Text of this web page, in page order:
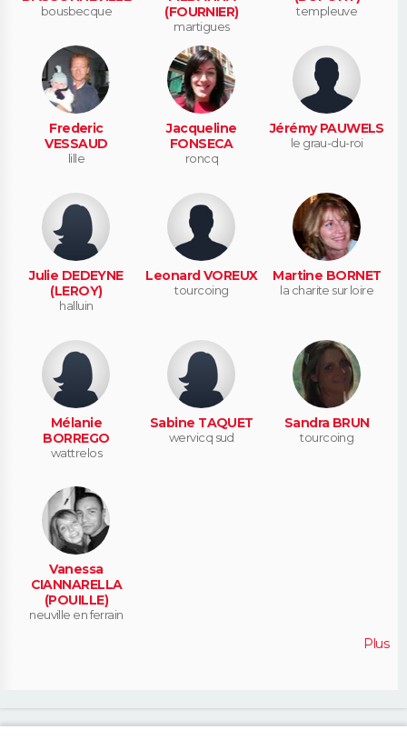
bousbecque
(FOURNIER)
martigues
templeuve
Frederic
VESSAUD
lille
Jacqueline
FONSECA
roncq
Jérémy PAUWELS
le grau-du-roi
Julie DEDEYNE
(LEROY)
halluin
Leonard VOREUX
tourcoing
Martine BORNET
la charite sur loire
Mélanie
BORREGO
wattrelos
Sabine TAQUET
wervicq sud
Sandra BRUN
tourcoing
Vanessa
CIANNARELLA
(POUILLE)
neuville en ferrain
Plus